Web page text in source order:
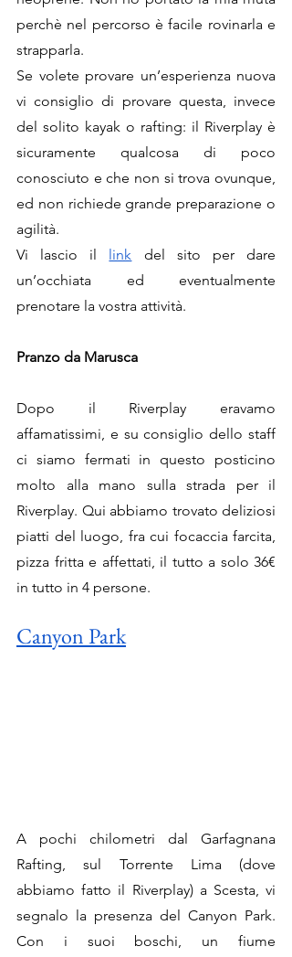
perchè nel percorso è facile rovinarla e
strapparla.
Se volete provare un’esperienza nuova
vi consiglio di provare questa, invece
del solito kayak o rafting: il Riverplay è
sicuramente qualcosa di poco
conosciuto e che non si trova ovunque,
ed non richiede grande preparazione o
agilità.
Vi lascio il link del sito per dare
un’occhiata ed eventualmente
prenotare la vostra attività.
Pranzo da Marusca
Dopo il Riverplay eravamo
affamatissimi, e su consiglio dello staff
ci siamo fermati in questo posticino
molto alla mano sulla strada per il
Riverplay. Qui abbiamo trovato deliziosi
piatti del luogo, fra cui focaccia farcita,
pizza fritta e affettati, il tutto a solo 36€
in tutto in 4 persone.
Canyon Park
A pochi chilometri dal Garfagnana
Rafting, sul Torrente Lima (dove
abbiamo fatto il Riverplay) a Scesta, vi
segnalo la presenza del Canyon Park.
Con i suoi boschi, un fiume